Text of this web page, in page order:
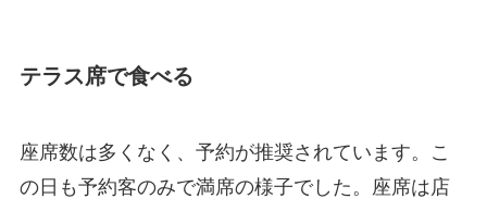
テラス席で食べる
座席数は多くなく、予約が推奨されています。こ
の日も予約客のみで満席の様子でした。座席は店